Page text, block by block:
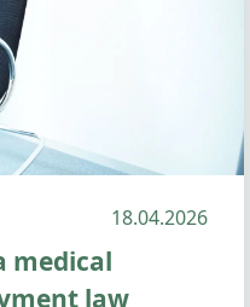
18.04.2026
medical
law